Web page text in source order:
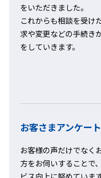
をいただきました。
これからも相談を受け
求や変更などの手続き
をしていきます。
お客さまアンケート
お客様の声だけでなく
方をお伺いすることで